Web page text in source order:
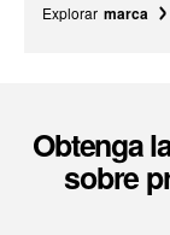
Explorar marca
Obtenga
sobre